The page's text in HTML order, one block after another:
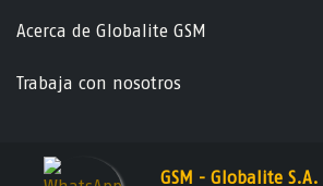
Acerca de Globalite GSM
Trabaja con nosotros
GSM - Globalite S.A.